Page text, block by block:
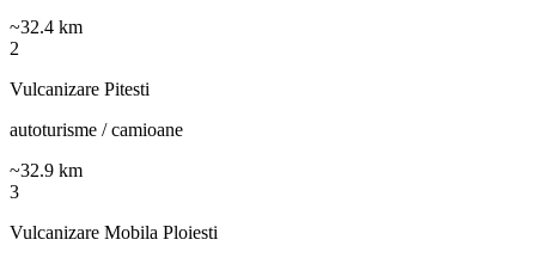
~32.4 km
2
Vulcanizare Pitesti
autoturisme / camioane
~32.9 km
3
Vulcanizare Mobila Ploiesti